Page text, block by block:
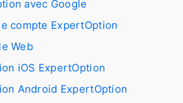
avec Google
compte ExpertOption
Web
iOS ExpertOption
Android ExpertOption